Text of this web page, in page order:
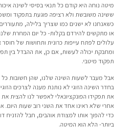
מיטה נוחה היא קודם כל תנאי בסיסי לשינה
ששינה משובשת ולא רציפה פוגעת בתפקוד
כשאנחנו לא ישנים כמו שצריך בלילה,
או מתקשים להירדם בקלות- כל יום המחרת שלנו
עלולים לפתח עייפות כרונית ותחושות של חוסר
ומחבקת יכולה לעשות, אם כן, את ההבדל בין
תפקוד מיטבי.
אבל מעבר לשעות השינה שלנו, שהן חשובות
בחדר השינה הזוגי לא נותנת מענה לצרכים
את תפקידו הפונקציונאלי לאפשר לנו להצית
אחרי שלא ראינו אחד את השני רוב שעות
כדי להפוך אותו למצודת אוהבים, חבל להזניח
ביותר- הלא הוא המיטה.